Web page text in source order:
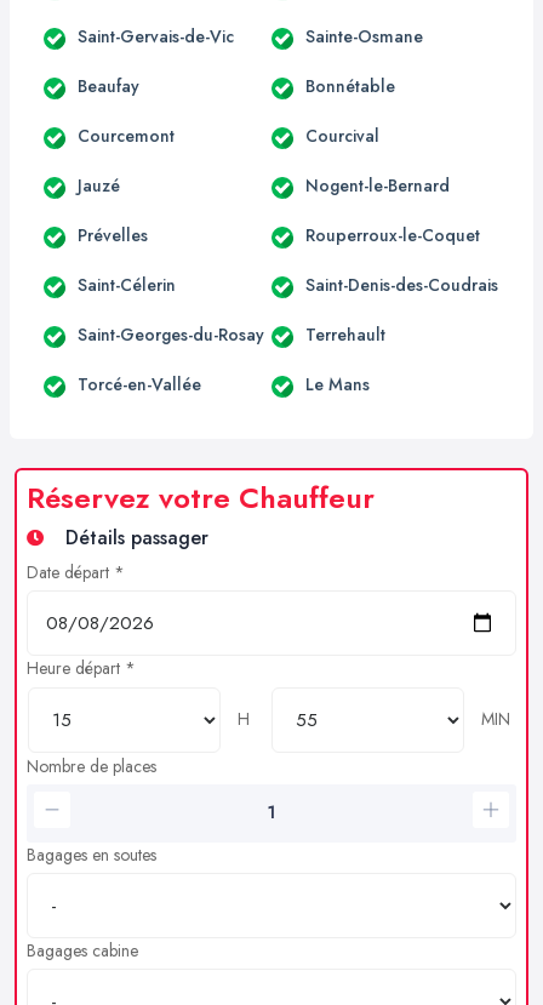
Saint-Gervais-de-Vic Sainte-Osmane
Beaufay Bonnétable
Courcemont Courcival
Jauzé Nogent-le-Bernard
Prévelles Rouperroux-le-Coquet
Saint-Célerin Saint-Denis-des-Coudrais
Saint-Georges-du-Rosay Terrehault
Torcé-en-Vallée Le Mans
Réservez votre Chauffeur
Détails passager
Date départ *
Heure départ *
H
MIN
Nombre de places
Bagages en soutes
Bagages cabine